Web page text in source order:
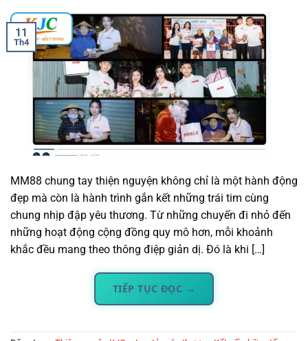
11
Th4
MM88 chung tay thiện nguyện không chỉ là một hành động
đẹp mà còn là hành trình gắn kết những trái tim cùng
chung nhịp đập yêu thương. Từ những chuyến đi nhỏ đến
những hoạt động cộng đồng quy mô hơn, mỗi khoảnh
khắc đều mang theo thông điệp giản dị. Đó là khi […]
TIẾP TỤC ĐỌC →